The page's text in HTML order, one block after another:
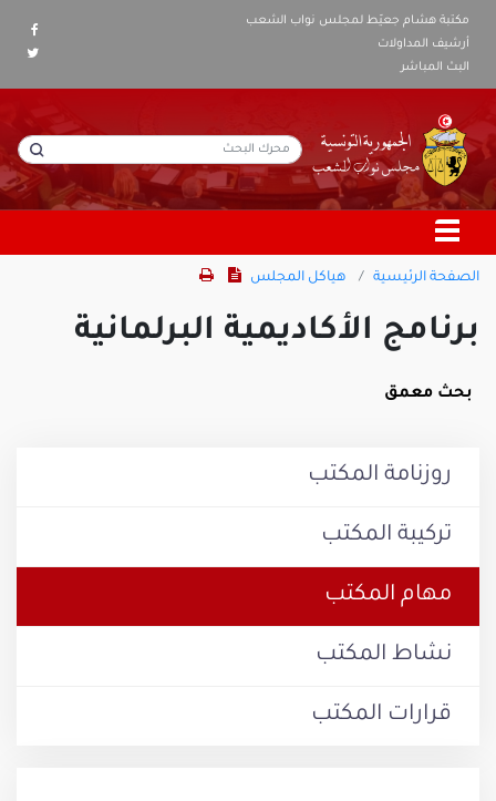
مكتبة هشام جعيّط لمجلس نواب الشعب
أرشيف المداولات
البث المباشر
الصفحة الرئيسية هياكل المجلس
برنامج الأكاديمية البرلمانية
بحث معمق
روزنامة المكتب
تركيبة المكتب
مهام المكتب
نشاط المكتب
قرارات المكتب